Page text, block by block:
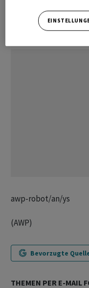
US-
Finanzmärkten
awp-robot/an/ys
(AWP)
Bevorzugte
THEMEN PER E-MAIL